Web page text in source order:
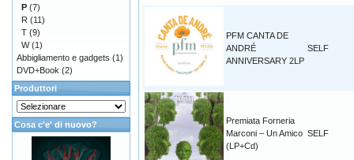
PFM CANTA DE
ANDRÉ
ANNIVERSARY 2LP
SELF
Premiata Forneria
Marconi – Un Amico
(LP+Cd)
SELF
P (7)
R (11)
T (9)
W(1)
Abbigliamento e gadgets (1)
DVD+Book (2)
Produttori
Cosa c'e' di nuovo?